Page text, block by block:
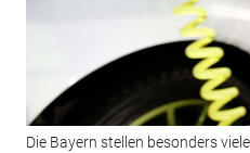
Die Bayern stellen besonders